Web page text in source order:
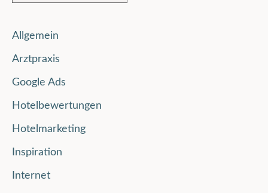
Allgemein
Arztpraxis
Google Ads
Hotelbewertungen
Hotelmarketing
Inspiration
Internet